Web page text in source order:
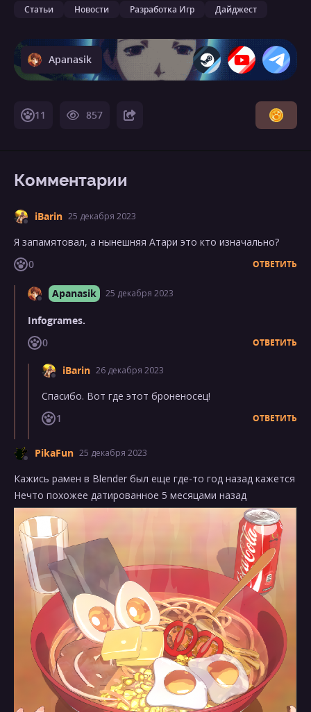
Статьи Новости Разработка Игр Дайджест
Apanasik
11 857
Комментарии
iBarin 25 декабря 2023
Я запамятовал, а нынешняя Атари это кто изначально?
0
ОТВЕТИТЬ
Apanasik 25 декабря 2023
Infogrames.
0
ОТВЕТИТЬ
iBarin 26 декабря 2023
Спасибо. Вот где этот броненосец!
1
ОТВЕТИТЬ
PikaFun 25 декабря 2023
Кажись рамен в Blender был еще где-то год назад кажется
Нечто похожее датированное 5 месяцами назад